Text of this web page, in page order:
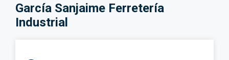
García Sanjaime Ferretería
Industrial